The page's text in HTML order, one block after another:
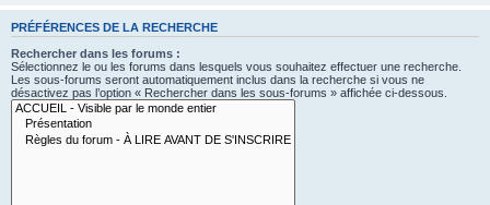
PRÉFÉRENCES DE LA RECHERCHE
Rechercher dans les forums :
Sélectionnez le ou les forums dans lesquels vous souhaitez effectuer une recherche.
Les sous-forums seront automatiquement inclus dans la recherche si vous ne
désactivez pas l’option « Rechercher dans les sous-forums » affichée ci-dessous.